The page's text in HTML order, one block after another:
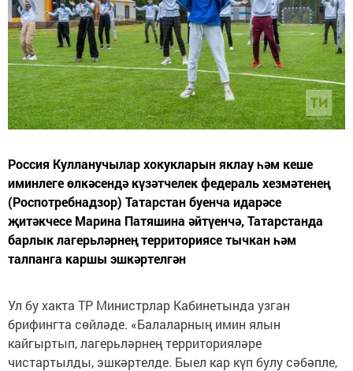
Россия Кулланучылар хокукларын яклау һәм кеше
иминлеге өлкәсендә күзәтчелек федераль хезмәтенең
(Роспотребнадзор) Татарстан буенча идарәсе
җитәкчесе Марина Патяшина әйтүенчә, Татарстанда
барлык лагерьләрнең территориясе тычкан һәм
талпанга каршы эшкәртелгән
Ул бу хакта ТР Министрлар Кабинетында узган
брифингта сөйләде. «Балаларның имин ялын
кайгыртып, лагерьләрнең территорияләре
чистартылды, эшкәртелде. Быел кар күп булу сәбәпле,